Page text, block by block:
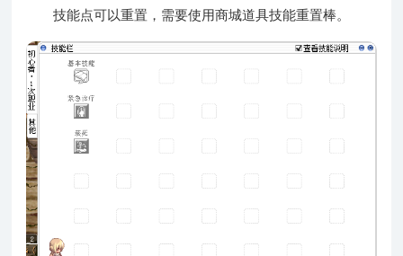
技能点可以重置，需要使用商城道具技能重置棒。